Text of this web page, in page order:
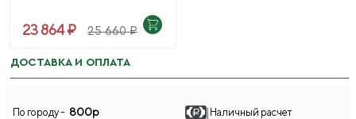
23 864 ₽ 25 660 ₽
ДОСТАВКА И ОПЛАТА
По городу - 800р Наличный расчет